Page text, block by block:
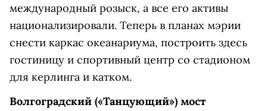
международный розыск, а все его активы
национализировали. Теперь в планах мэрии
снести каркас океанариума, построить здесь
гостиницу и спортивный центр со стадионом
для керлинга и катком.
Волгоградский («Танцующий») мост